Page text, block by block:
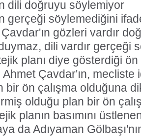
dili doğruyu söylemiyor
gerçeği söylemediğini
Çavdar'ın gözleri vardır
dili vardır gerçeği
planı diye gösterdiği ön
Çavdar'ın,
bir ön çalışma olduğuna
olduğu plan bir ön
planın basımını
da Adıyaman